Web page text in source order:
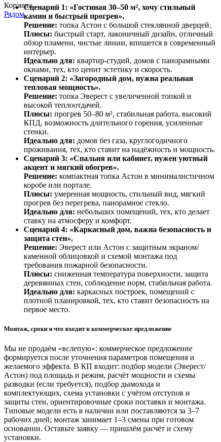
Сценарий 1: «Гостиная 30–50 м², хочу стильный
камин и быстрый прогрев».
Решение: топка Астон с большой стеклянной дверцей.
Плюсы: быстрый старт, лаконичный дизайн, отличный
обзор пламени, чистые линии, впишется в современный
интерьер.
Идеально для: квартир‑студий, домов с панорамными
окнами, тех, кто ценит эстетику и скорость.
Сценарий 2: «Загородный дом, нужна реальная
тепловая мощность».
Решение: топка Эверест с увеличенной топкой и
высокой теплоотдачей.
Плюсы: прогрев 50–80 м², стабильная работа, высокий
КПД, возможность длительного горения, усиленные
стенки.
Идеально для: домов без газа, круглогодичного
проживания, тех, кто ставит на надёжность и мощность.
Сценарий 3: «Спальня или кабинет, нужен уютный
акцент и мягкий обогрев».
Решение: компактная топка Астон в минималистичном
коробе или портале.
Плюсы: умеренная мощность, стильный вид, мягкий
прогрев без перегрева, панорамное стекло.
Идеально для: небольших помещений, тех, кто делает
ставку на атмосферу и комфорт.
Сценарий 4: «Каркасный дом, важна безопасность и
защита стен».
Решение: Эверест или Астон с защитным экраном/
каменной облицовкой и схемой монтажа под
требования пожарной безопасности.
Плюсы: сниженная температура поверхности, защита
деревянных стен, соблюдение норм, стабильная работа.
Идеально для: каркасных построек, помещений с
плотной планировкой, тех, кто ставит безопасность на
первое место.
Монтаж, сроки и что входитв коммерческое предложение
Мы не продаём «вслепую»: коммерческое предложение
формируется после уточнения параметров помещения и
желаемого эффекта. В КП входит: подбор модели (Эверест/
Астон) под площадь и режим, расчёт мощности и схемы
разводки (если требуется), подбор дымохода и
комплектующих, схема установки с учётом отступов и
защиты стен, ориентировочные сроки поставки и монтажа.
Типовые модели есть в наличии или поставляются за 3–7
рабочих дней; монтаж занимает 1–3 смены при готовом
основании. Оставьте заявку — пришлём расчёт и схему
установки.
Корзина
Рядом